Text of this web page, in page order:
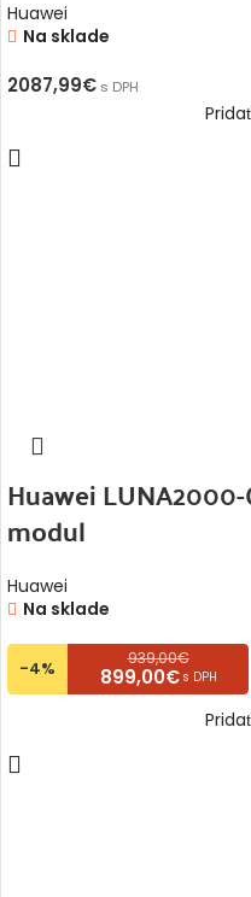
Huawei
Na sklade
2087,99€ s DPH
Huawei
modul
Huawei
Na sklade
-4% 939,00€
899,00€ s DPH